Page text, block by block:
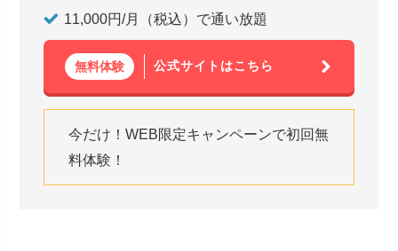
11,000円/月（税込）で通い放題
無料体験 公式サイトはこちら
今だけ！WEB限定キャンペーンで初回無
料体験！